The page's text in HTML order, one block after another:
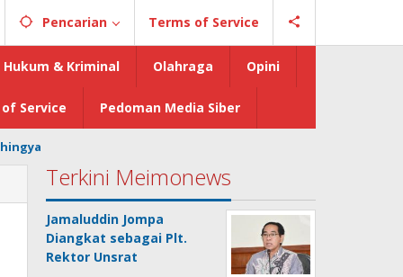
Pencarian Terms of Service
Hukum & Kriminal Olahraga Opini
Service Pedoman Media Siber
Terkini Meimonews
Jamaluddin Jompa
Diangkat sebagai Plt.
Rektor Unsrat